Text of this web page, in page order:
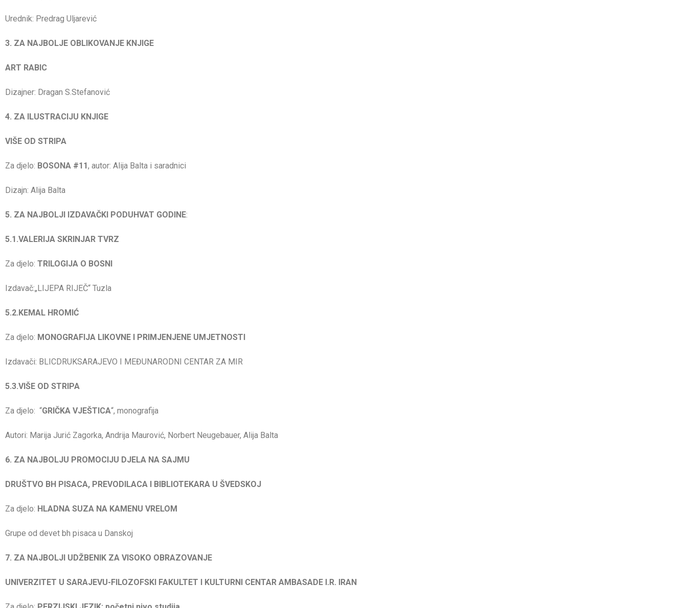
Urednik: Predrag Uljarević
3. ZA NAJBOLJE OBLIKOVANJE KNJIGE
ART RABIC
Dizajner: Dragan S.Stefanović
4. ZA ILUSTRACIJU KNJIGE
VIŠE OD STRIPA
Za djelo: BOSONA #11, autor: Alija Balta i saradnici
Dizajn: Alija Balta
5. ZA NAJBOLJI IZDAVAČKI PODUHVAT GODINE:
5.1.VALERIJA SKRINJAR TVRZ
Za djelo: TRILOGIJA O BOSNI
Izdavač:„LIJEPA RIJEČ“ Tuzla
5.2.KEMAL HROMIĆ
Za djelo: MONOGRAFIJA LIKOVNE I PRIMJENJENE UMJETNOSTI
Izdavači: BLICDRUKSARAJEVO I MEĐUNARODNI CENTAR ZA MIR
5.3.VIŠE OD STRIPA
Za djelo: “GRIČKA VJEŠTICA“, monografija
Autori: Marija Jurić Zagorka, Andrija Maurović, Norbert Neugebauer, Alija Balta
6. ZA NAJBOLJU PROMOCIJU DJELA NA SAJMU
DRUŠTVO BH PISACA, PREVODILACA I BIBLIOTEKARA U ŠVEDSKOJ
Za djelo: HLADNA SUZA NA KAMENU VRELOM
Grupe od devet bh pisaca u Danskoj
7. ZA NAJBOLJI UDŽBENIK ZA VISOKO OBRAZOVANJE
UNIVERZITET U SARAJEVU-FILOZOFSKI FAKULTET I KULTURNI CENTAR AMBASADE I.R. IRAN